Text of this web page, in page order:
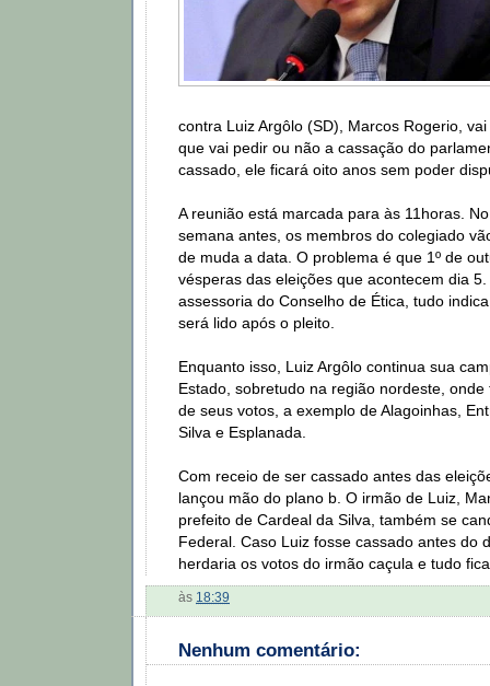
contra Luiz Argôlo (SD), Marcos Rogerio,
que vai pedir ou não a cassação do
cassado, ele ficará oito anos sem poder
A reunião está marcada para às 11horas.
semana antes, os membros do colegiado
de muda a data. O problema é que 1º de
vésperas das eleições que acontecem dia
assessoria do Conselho de Ética, tudo
será lido após o pleito.
Enquanto isso, Luiz Argôlo continua sua
Estado, sobretudo na região nordeste,
de seus votos, a exemplo de Alagoinhas,
Silva e Esplanada.
Com receio de ser cassado antes das
lançou mão do plano b. O irmão de Luiz,
prefeito de Cardeal da Silva, também se
Federal. Caso Luiz fosse cassado antes do
herdaria os votos do irmão caçula e tudo
às 18:39
Nenhum comentário: